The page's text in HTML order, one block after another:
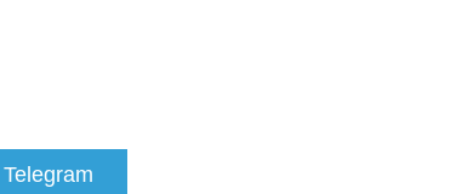
C
Telegram